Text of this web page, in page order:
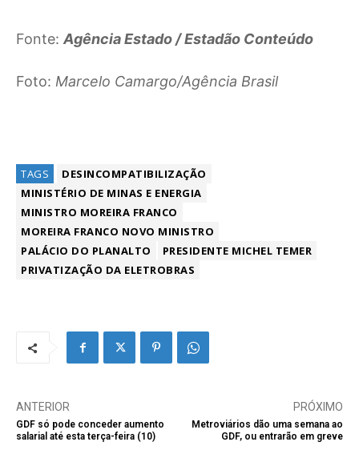
Fonte: Agência Estado / Estadão Conteúdo
Foto: Marcelo Camargo/Agência Brasil
TAGS
DESINCOMPATIBILIZAÇÃO
MINISTÉRIO DE MINAS E ENERGIA
MINISTRO MOREIRA FRANCO
MOREIRA FRANCO NOVO MINISTRO
PALÁCIO DO PLANALTO
PRESIDENTE MICHEL TEMER
PRIVATIZAÇÃO DA ELETROBRAS
ANTERIOR
GDF só pode conceder aumento
salarial até esta terça-feira (10)
PRÓXIMO
Metroviários dão uma semana ao
GDF, ou entrarão em greve